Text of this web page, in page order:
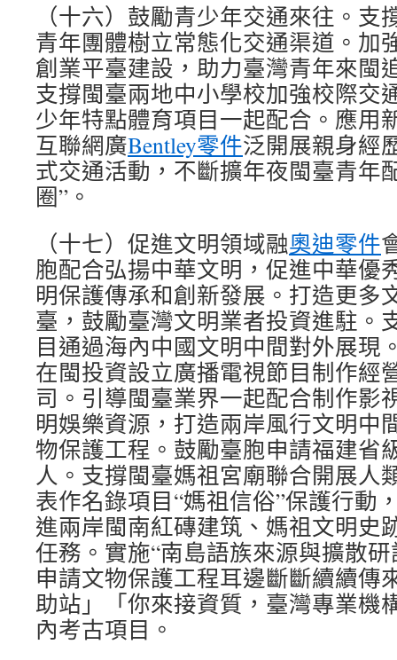
（十六）鼓勵青少年交通來往。支
青年團體樹立常態化交通渠道。加
創業平臺建設，助力臺灣青年來閩
支撐閩臺兩地中小學校加強校際交
少年特點體育項目一起配合。應用
互聯網廣Bentley零件泛開展親身經
式交通活動，不斷擴年夜閩臺青年
圈”。
（十七）促進文明領域融奧迪零件
胞配合弘揚中華文明，促進中華優
明保護傳承和創新發展。打造更多
臺，鼓勵臺灣文明業者投資進駐。
目通過海內中國文明中間對外展現
在閩投資設立廣播電視節目制作經
司。引導閩臺業界一起配合制作影
明娛樂資源，打造兩岸風行文明中
物保護工程。鼓勵臺胞申請福建省
人。支撐閩臺媽祖宮廟聯合開展人
表作名錄項目“媽祖信俗”保護行動
進兩岸閩南紅磚建筑、媽祖文明史
任務。實施“南島語族來源與擴散
申請文物保護工程耳邊斷斷續續傳
助站」「你來接資質，臺灣專業機
內考古項目。